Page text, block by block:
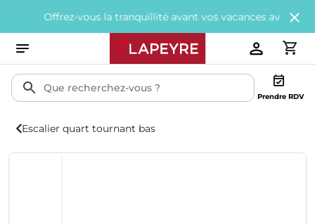
vous la tranquillité avant vos vacances avec200€ offerts
Prendre RDV
Escalier quart tournant bas